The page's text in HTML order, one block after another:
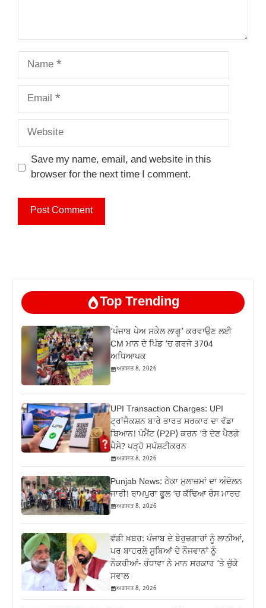
Name
Email
Website
Save my name, email, and website in this
browser for the next time I comment.
Top Trending
‘ਪੰਜਾਬ ਪੇਅ ਸਕੇਲ ਲਾਗੂ’ ਕਰਵਾਉਣ ਲਈ
CM ਮਾਨ ਦੇ ਪਿੰਡ ‘ਚ ਗਰਜੇ 3704
ਅਧਿਆਪਕ
ਅਗਸਤ 8, 2026
UPI Transaction Charges: UPI
ਟ੍ਰਾਂਜੈਕਸ਼ਨ ਬਾਰੇ ਭਾਰਤ ਸਰਕਾਰ ਦਾ ਵੱਡਾ
ਬਿਆਨ! ਪੇਮੈਂਟ (P2P) ਕਰਨ ‘ਤੇ ਦੇਣ ਪੈਣਗੇ
ਪੈਸੇ? ਪੜ੍ਹੋ ਸਪੱਸ਼ਟੀਕਰਨ
ਅਗਸਤ 8, 2026
Punjab News: ਠੇਕਾ ਮੁਲਾਜ਼ਮਾਂ ਦਾ ਅੰਦੋਲਨ
ਜਾਰੀ! ਰਾਮਪੁਰਾ ਫੂਲ ‘ਚ ਕੱਢਿਆ ਰੋਸ ਮਾਰਚ
ਅਗਸਤ 8, 2026
ਵੱਡੀ ਖ਼ਬਰ: ਪੰਜਾਬ ਦੇ ਬੇਰੁਜ਼ਗਾਰਾਂ ਨੂੰ ਲਾਠੀਆਂ,
ਪਰ ਬਾਹਰਲੇ ਸੂਬਿਆਂ ਦੇ ਨੌਜਵਾਨਾਂ ਨੂੰ
ਨੌਕਰੀਆਂ- ਰੰਧਾਵਾ ਨੇ ਮਾਨ ਸਰਕਾਰ ‘ਤੇ ਚੁੱਕੇ
ਸਵਾਲ
ਅਗਸਤ 8, 2026